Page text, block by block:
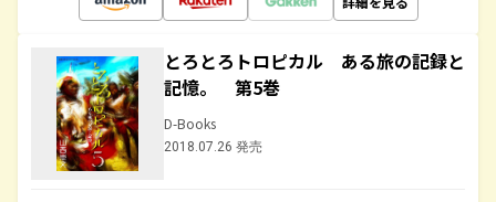
とろとろトロピカル ある旅の記録と
記憶。 第5巻
D-Books
2018.07.26 発売